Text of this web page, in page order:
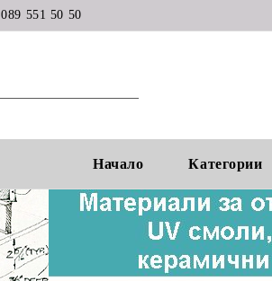
089 551 50 50
Начало Категории